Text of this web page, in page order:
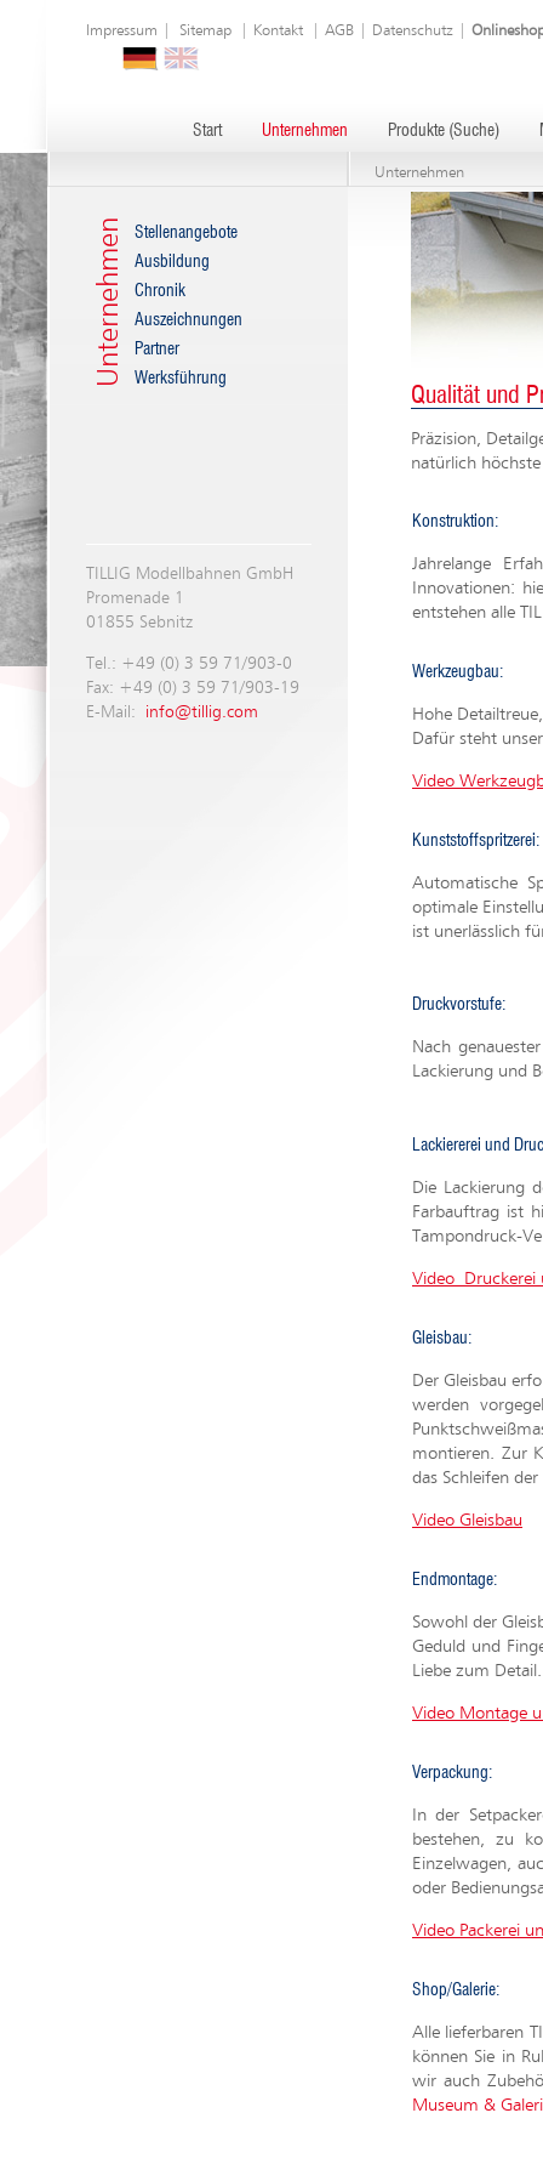
Impressum Sitemap Kontakt AGB Datenschutz
Start Unternehmen Produkte (Suche)
Unternehmen
Unternehmen
Stellenangebote
Ausbildung
Chronik
Auszeichnungen
Partner
Werksführung
TILLIG Modellbahnen GmbH
Promenade 1
01855 Sebnitz
Tel.: +49 (0) 3 59 71/903-0
Fax: +49 (0) 3 59 71/903-19
E-Mail: info@tillig.com
Qualität und
Präzision,
natürlich
Konstruktion:
Jahrelange
Innovationen:
entstehen alle
Werkzeugbau:
Hohe
Dafür steht
Video
Kunststoffspritzerei:
Automatische
optimale
ist unerlässlich
Druckvorstufe:
Nach
Lackierung und
Lackiererei und
Die Lackierung
Farbauftrag ist
Tampondruck-
Video Druckerei
Gleisbau:
Der Gleisbau
werden
montieren. Zur
das Schleifen
Video Gleisbau
Endmontage:
Sowohl der
Geduld und
Liebe zum Detail.
Video Montage
Verpackung:
In der
bestehen, zu
Einzelwagen,
oder
Video Packerei
Shop/Galerie:
Alle lieferbaren
können Sie in
wir auch
Museum &